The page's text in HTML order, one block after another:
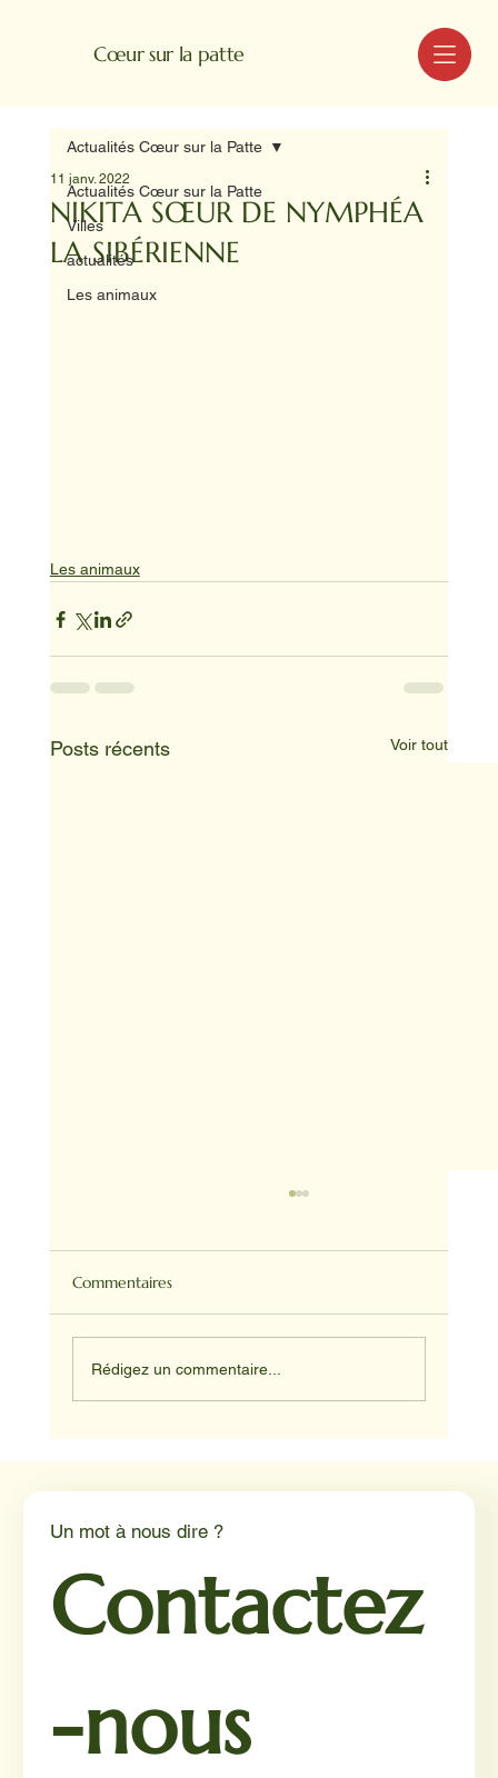
Cœur sur la patte MENU
Actualités Cœur sur la Patte
Villes
actualités
Les animaux
Actualités Cœur sur la Patte
NIKITA SŒUR DE NYMPHÉA
LA SIBÉRIENNE
11 janv. 2022
Les animaux
Posts récents Voir tout
Commentaires
Rédigez un commentaire...
Un mot à nous dire ?
Contactez
-nous